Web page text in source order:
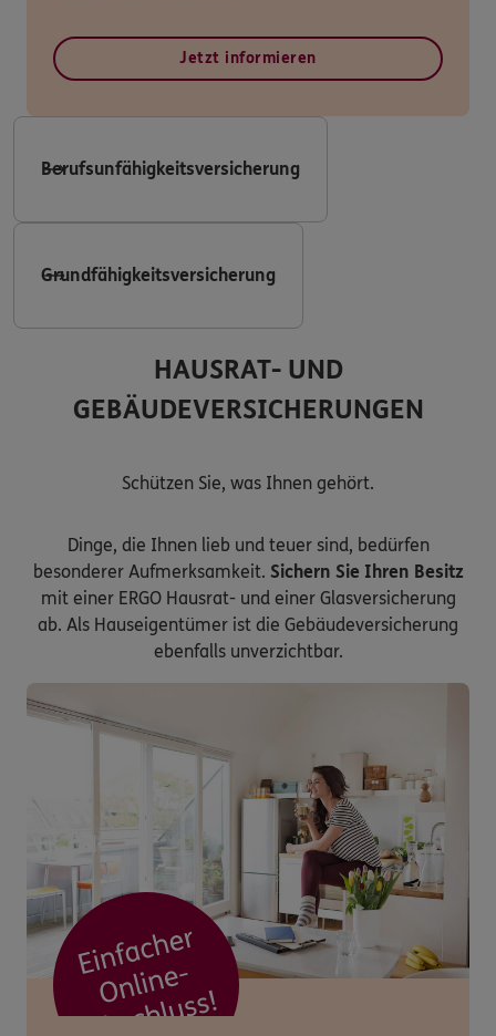
Jetzt informieren
Berufsunfähigkeitsversicherung
Grundfähigkeitsversicherung
HAUSRAT- UND
GEBÄUDEVERSICHERUNGEN
Schützen Sie, was Ihnen gehört.
Dinge, die Ihnen lieb und teuer sind, bedürfen
besonderer Aufmerksamkeit. Sichern Sie Ihren Besitz
mit einer ERGO Hausrat- und einer Glasversicherung
ab. Als Hauseigentümer ist die Gebäudeversicherung
ebenfalls unverzichtbar.